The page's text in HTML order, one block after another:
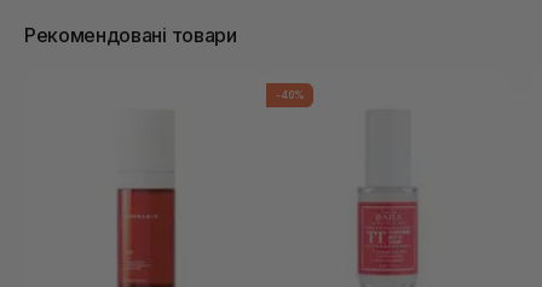
Рекомендовані товари
-40%